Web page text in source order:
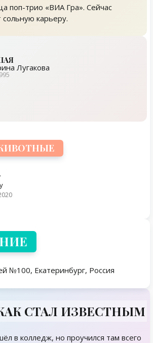
поп-трио «ВИА Гра». Сейчас
карьеру.
Лугакова
№100, Екатеринбург, Россия
СТАЛ ИЗВЕСТНЫМ
в колледж, но проучился там всего